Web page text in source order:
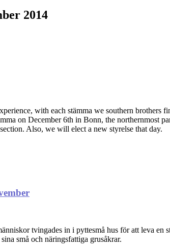
2014
with each stämma we southern
on December 6th in Bonn, the northernmost
Also, we will elect a new styrelse that day.
tvingades in i pyttesmå hus för att leva
små och näringsfattiga grusåkrar.